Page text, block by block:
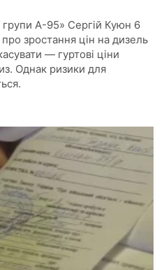
А-95» Сергій Куюн 6
зростання цін на дизель
— гуртові ціни
Однак ризики для